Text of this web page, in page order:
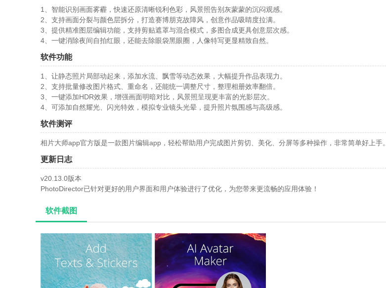
1、智能识别画面雾霾，快速还原清晰锐利色彩，风景照告别灰蒙蒙的沉闷观感。
2、支持画面分裂与颜色层拆分，打造赛博朋克故障风，创意作品吸睛度拉满。
3、提供精准图层编辑功能，支持剪贴遮罩与混合模式，多图合成更具创意层次感。
4、一键消除夜间自拍红眼，还能去除眼袋黑眼圈，人像特写更显精致自然。
软件功能
1、让静态照片局部动起来，添加水流、飘雪等动态效果，大幅提升作品表现力。
2、支持批量修改图片格式、重命名，还能统一调整尺寸，整理相册效率翻倍。
3、一键添加HDR效果，增强画面明暗对比，风景照呈现更丰富的光影层次。
4、可添加自然耀光、闪光特效，模拟专业镜头光晕，提升照片氛围感与高级感。
软件测评
相片大师app官方版是一款图片编辑app，轻松帮助用户完成图片剪切、美化、分屏等多种操作，非常简单好上手。
更新日志
v20.13.0版本
PhotoDirector已针对更好的用户界面和用户体验进行了优化，为您带来更流畅的应用体验！
软件截图